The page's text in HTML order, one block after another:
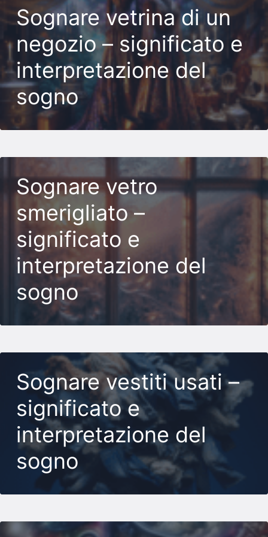
Sognare vetrina di un
negozio – significato e
interpretazione del
sogno
Sognare vetro
smerigliato –
significato e
interpretazione del
sogno
Sognare vestiti usati –
significato e
interpretazione del
sogno